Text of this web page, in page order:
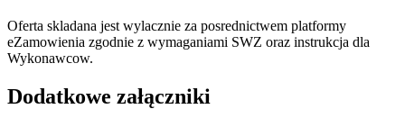
Oferta skladana jest wylacznie za posrednictwem platformy
eZamowienia zgodnie z wymaganiami SWZ oraz instrukcja dla
Wykonawcow.
Dodatkowe załączniki